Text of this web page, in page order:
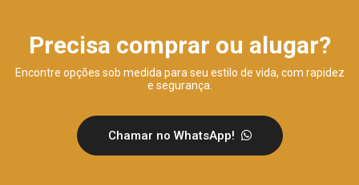
Precisa comprar ou alugar?
Encontre opções sob medida para seu estilo de vida, com rapidez
e segurança.
Chamar no WhatsApp!